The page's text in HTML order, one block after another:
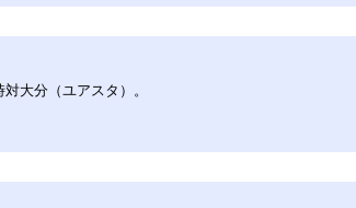
大分（ユアスタ）。